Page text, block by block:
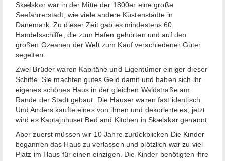
Skælskør war in der Mitte der 1800er eine große
Seefahrerstadt, wie viele andere Küstenstädte in
Dänemark. Zu dieser Zeit gab es mindestens 60
Handelsschiffe, die zum Hafen gehörten und auf den
großen Ozeanen der Welt zum Kauf verschiedener Güter
segelten.
Zwei Brüder waren Kapitäne und Eigentümer einiger dieser
Schiffe. Sie machten gutes Geld damit und haben sich ihr
eigenes schönes Haus in der gleichen Waldstraße am
Rande der Stadt gebaut. Die Häuser waren fast identisch.
Und Anders kaufte eines von ihnen und dekorierte es, jetzt
wird es Kaptajnhuset Bed and Kitchen in Skælskør genannt.
Aber zuerst müssen wir 10 Jahre zurückblicken Die Kinder
begannen das Haus zu verlassen und plötzlich war zu viel
Platz im Haus für einen einzigen. Die Kinder benötigten ihre